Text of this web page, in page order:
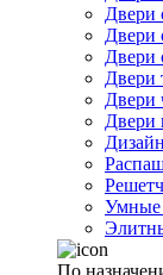
Двери
Двери
Двери
Двери
Двери
Двери
Умные
По